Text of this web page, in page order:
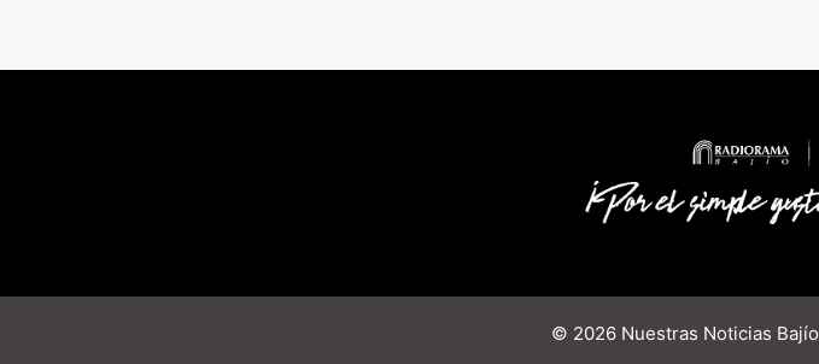
© 2026 Nuestras Noticias Bajío